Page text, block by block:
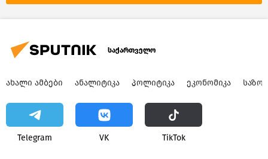
საქართველო
ᲐᲮᲐᲚᲘ ᲐᲛᲑᲔᲑᲘ ᲐᲜᲐᲚᲘᲢᲘᲙᲐ ᲞᲝᲚᲘᲢᲘᲙᲐ ᲔᲙᲝᲜᲝᲛᲘᲙᲐ
Telegram VK ТikТоk